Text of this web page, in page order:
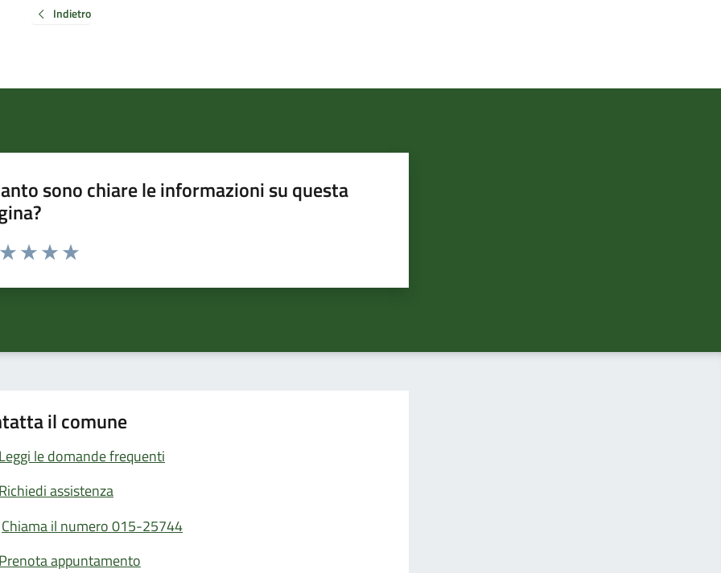
Indietro
sono chiare le informazioni su questa
da 1 a 5 stelle la pagina
il comune
Leggi le domande frequenti
Richiedi assistenza
Chiama il numero 015-25744
Prenota appuntamento